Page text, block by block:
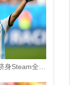
国际服《王权与自由》跻身Steam全球畅销榜第11位